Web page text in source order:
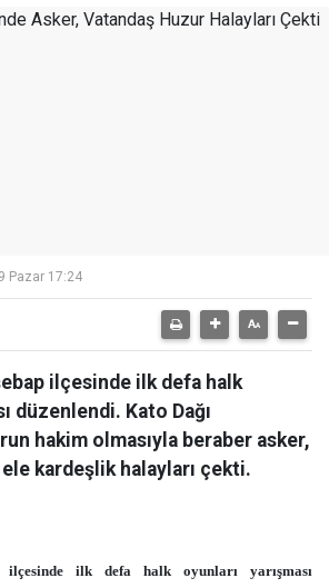
Pazar 17:24
ilçesinde ilk defa halk
düzenlendi. Kato Dağı
hakim olmasıyla beraber asker,
kardeşlik halayları çekti.
ilçesinde ilk defa halk oyunları yarışması